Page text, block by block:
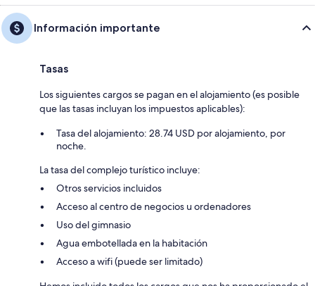
Información importante
Tasas
Los siguientes cargos se pagan en el alojamiento (es posible
que las tasas incluyan los impuestos aplicables):
Tasa del alojamiento: 28.74 USD por alojamiento, por
noche.
La tasa del complejo turístico incluye:
Otros servicios incluidos
Acceso al centro de negocios u ordenadores
Uso del gimnasio
Agua embotellada en la habitación
Acceso a wifi (puede ser limitado)